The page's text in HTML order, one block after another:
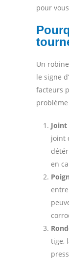
pour
Un
le signe
facteurs
problème
Joint
joint
en
tige,